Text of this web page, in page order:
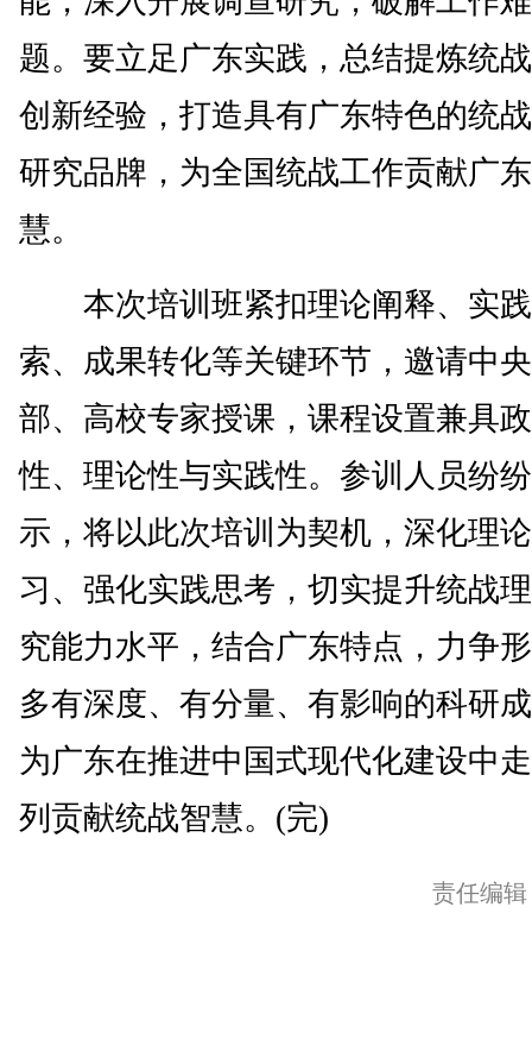
题。要立足广东实践，总结提炼统
创新经验，打造具有广东特色的统
研究品牌，为全国统战工作贡献广
慧。
本次培训班紧扣理论阐释、实
索、成果转化等关键环节，邀请中
部、高校专家授课，课程设置兼具
性、理论性与实践性。参训人员纷
示，将以此次培训为契机，深化理
习、强化实践思考，切实提升统战
究能力水平，结合广东特点，力争
多有深度、有分量、有影响的科研
为广东在推进中国式现代化建设中
列贡献统战智慧。(完)
责任编